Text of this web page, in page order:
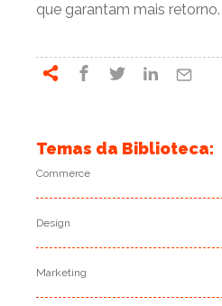
que garantam mais retorno.
Temas da Biblioteca:
Commerce
Design
Marketing